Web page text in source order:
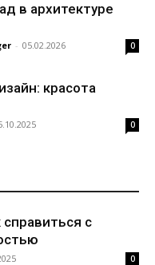
в архитектуре
- 05.02.2026 0
красота
0
с
0